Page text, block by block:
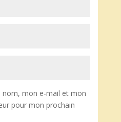
nom, mon e-mail et mon
pour mon prochain